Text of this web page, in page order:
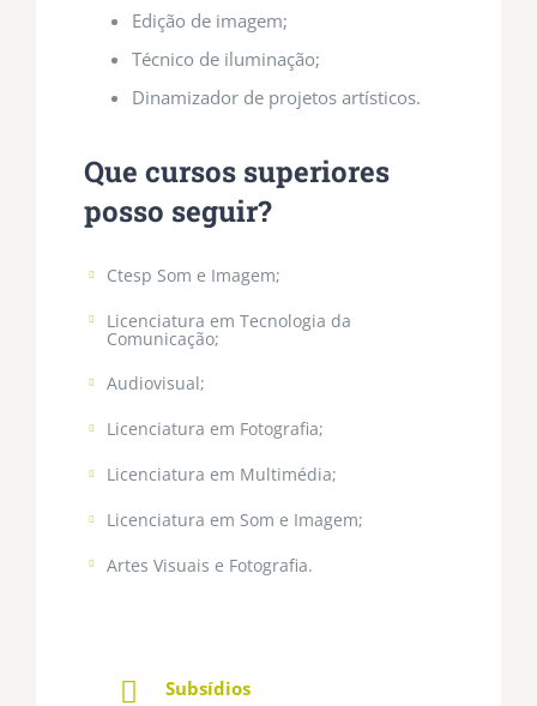
Edição de imagem;
Técnico de iluminação;
Dinamizador de projetos artísticos.
Que cursos superiores
posso seguir?
Ctesp Som e Imagem;
Licenciatura em Tecnologia da
Comunicação;
Audiovisual;
Licenciatura em Fotografia;
Licenciatura em Multimédia;
Licenciatura em Som e Imagem;
Artes Visuais e Fotografia.
Subsídios